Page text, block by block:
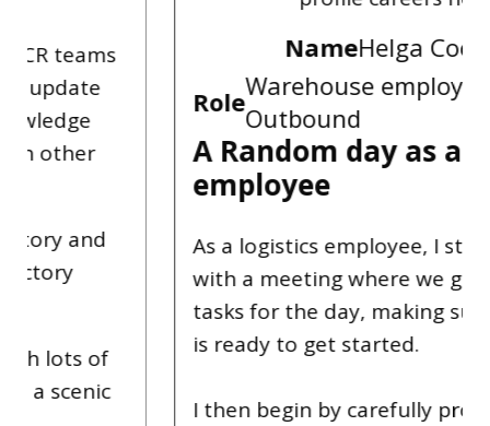
Helga Cooke
RoleWarehouse employee
Outbound
A Random day as a logistic
As a logistics employee, I start the day
with a meeting where we go over the
tasks for the day, making sure everyone
is ready to get started.
I then begin by carefully processing the